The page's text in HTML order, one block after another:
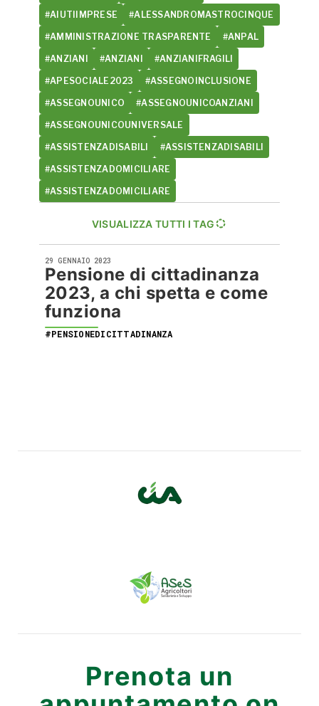
#AIUTIIMPRESE #ALESSANDROMASTROCINQUE
#AMMINISTRAZIONE TRASPARENTE #ANPAL
#ANZIANI #ANZIANI #ANZIANIFRAGILI
#APESOCIALE2023 #ASSEGNOINCLUSIONE
#ASSEGNOUNICO #ASSEGNOUNICOANZIANI
#ASSEGNOUNICOUNIVERSALE
#ASSISTENZADISABILI #ASSISTENZADISABILI
#ASSISTENZADOMICILIARE
#ASSISTENZADOMICILIARE
VISUALIZZA TUTTI I TAG
29 GENNAIO 2023
Pensione di cittadinanza
2023, a chi spetta e come
funziona
#PENSIONEDICITTADINANZA
Prenota un